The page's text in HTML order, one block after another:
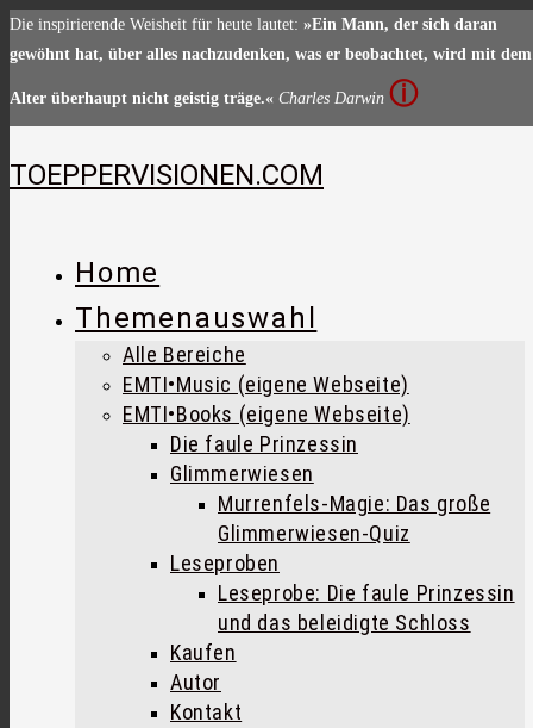
Zum
Inhalt
Die inspirierende Weisheit für heute lautet: »Ein Mann, der sich daran
gewöhnt hat, über alles nachzudenken, was er beobachtet, wird mit dem
Alter überhaupt nicht geistig träge.« Charles Darwin ⓘ
TOEPPERVISIONEN.COM
Home
Themenauswahl
Alle Bereiche
EMTI•Music (eigene Webseite)
EMTI•Books (eigene Webseite)
Die faule Prinzessin
Glimmerwiesen
Murrenfels-Magie: Das große
Glimmerwiesen-Quiz
Leseproben
Leseprobe: Die faule Prinzessin
und das beleidigte Schloss
Kaufen
Autor
Kontakt